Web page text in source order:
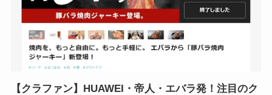
【クラファン】HUAWEI・帝人・エバラ発！注目のク